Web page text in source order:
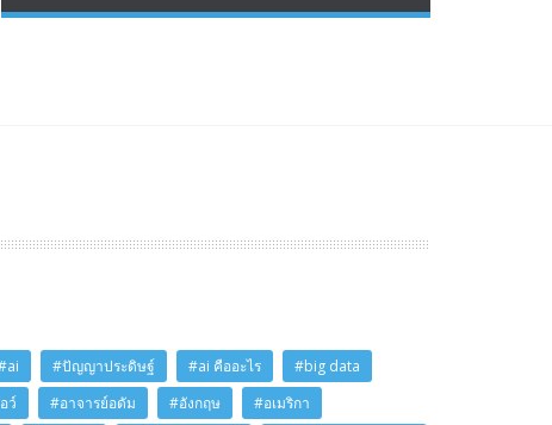
#ปัญญาประดิษฐ์ #ai คืออะไร
#big data
ว์ #อาจารย์อดัม #อังกฤษ #อเมริกา